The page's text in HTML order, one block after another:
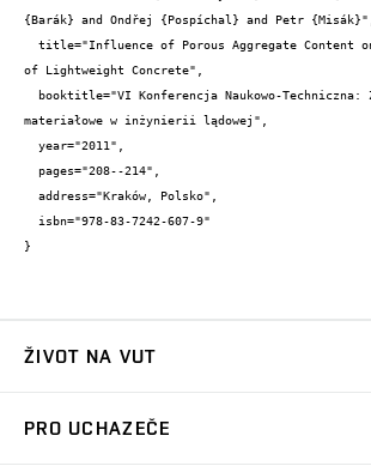
{Barák} and Ondřej {Pospíchal} and Petr {Misák}",
of Lightweight Concrete",
materiałowe w inżynierii lądowej",
}
ŽIVOT NA VUT
PRO UCHAZEČE